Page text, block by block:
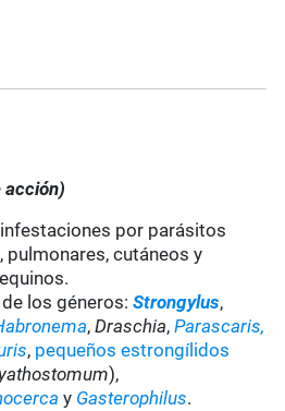
acción)
por parásitos
cutáneos y
los géneros:Strongylus,
,Draschia,Parascaris,
, pequeños estrongílidos
),
y Gasterophilus.